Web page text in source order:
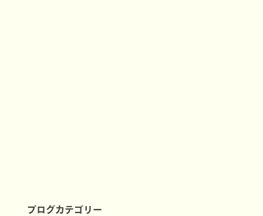
ブログカテゴリー